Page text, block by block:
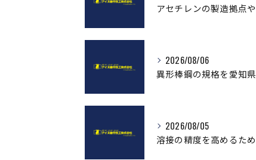
2026/08/06
2026/08/05